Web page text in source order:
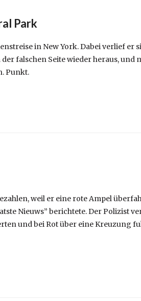
Park
in New York. Dabei verlief er
falschen Seite wieder heraus, und
Punkt.
weil er eine rote Ampel
Nieuws” berichtete. Der Polizist
und bei Rot über eine Kreuzung